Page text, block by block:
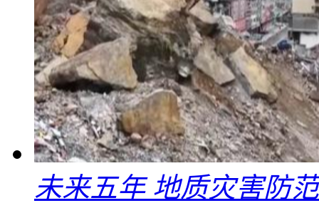
未来五年 地质灾害防